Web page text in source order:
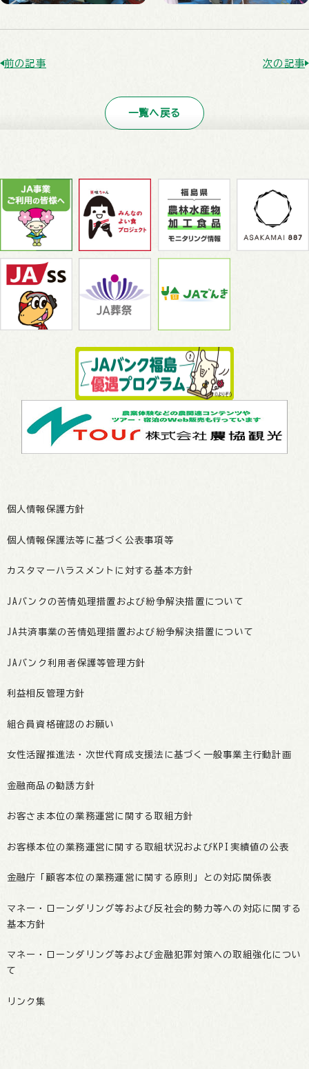
前の記事 次の記事
一覧へ戻る
個人情報保護方針
個人情報保護法等に基づく公表事項等
カスタマーハラスメントに対する基本方針
JAバンクの苦情処理措置および紛争解決措置について
JA共済事業の苦情処理措置および紛争解決措置について
JAバンク利用者保護等管理方針
利益相反管理方針
組合員資格確認のお願い
女性活躍推進法・次世代育成支援法に基づく一般事業主行動計画
金融商品の勧誘方針
お客さま本位の業務運営に関する取組方針
お客様本位の業務運営に関する取組状況およびKPI実績値の公表
金融庁「顧客本位の業務運営に関する原則」との対応関係表
マネー・ローンダリング等および反社会的勢力等への対応に関する
基本方針
マネー・ローンダリング等および金融犯罪対策への取組強化につい
て
リンク集